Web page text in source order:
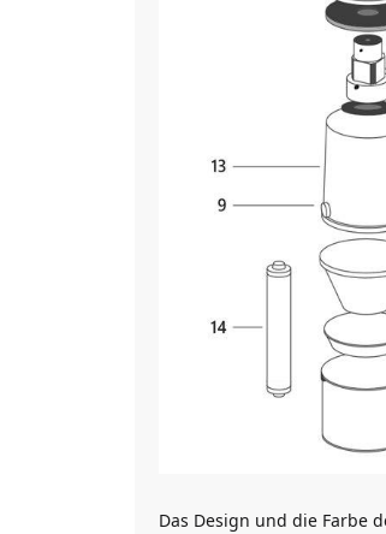
Das Design und die Farbe